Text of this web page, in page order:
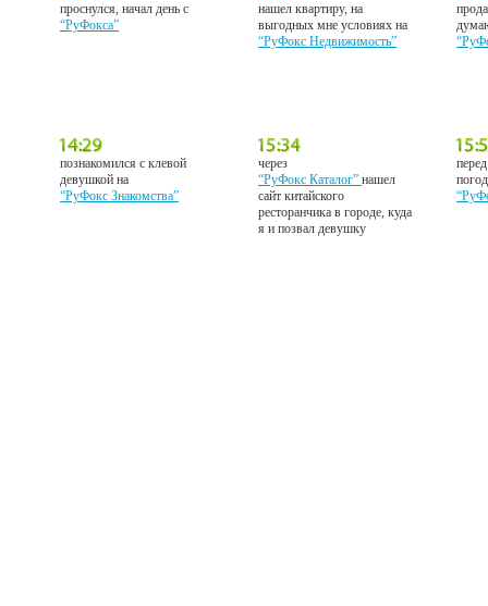
проснулся, начал день с
“РуФокса”
нашел квартиру, на
выгодных мне условиях на
“РуФокс Недвижимость”
познакомился с клевой
девушкой на
“РуФокс Знакомства”
через
“РуФокс Каталог”нашел
сайт китайского
ресторанчика в городе, куда
я и позвал девушку